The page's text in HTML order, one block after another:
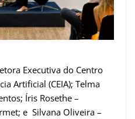
Executiva do Centro
Artificial (CEIA); Telma
Íris Rosethe –
e Silvana Oliveira –